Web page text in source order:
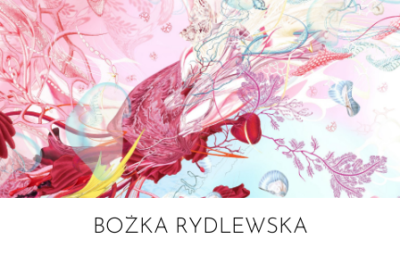
Przejdź
do
treści
BOŻKA RYDLEWSKA